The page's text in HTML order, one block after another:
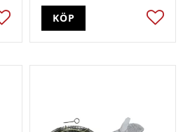
Lägg till i favoriter
KÖP